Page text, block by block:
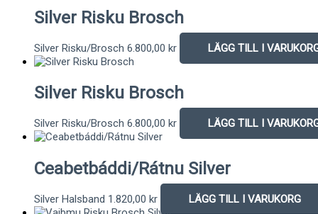
Silver Risku Brosch
Silver Risku/Brosch 6.800,00 kr LÄGG TILL I
Silver Risku Brosch
Silver Risku/Brosch 6.800,00 kr LÄGG TILL I
Ceabetbáddi/Rátnu Silver
Silver Halsband 1.820,00 kr LÄGG TILL I VARUKORG